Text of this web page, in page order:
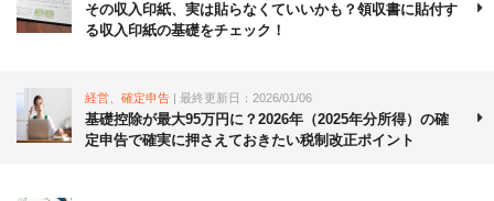
その収入印紙、実は貼らなくていいかも？領収書に貼付す
る収入印紙の基礎をチェック！
経営、確定申告 | 最終更新日：2026/01/06
基礎控除が最大95万円に？2026年（2025年分所得）の確
定申告で確実に押さえておきたい税制改正ポイント